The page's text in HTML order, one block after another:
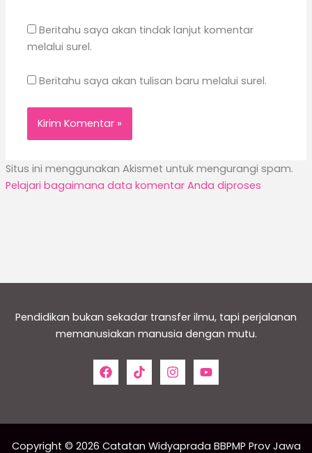
Beritahu saya akan tindak lanjut komentar
melalui surel.
Beritahu saya akan tulisan baru melalui surel.
Situs ini menggunakan Akismet untuk mengurangi spam.
Pelajari bagaimana data komentar Anda diproses
Pendidikan bukan sekadar transfer ilmu, tapi perjalanan
memanusiakan manusia dengan mutu.
Copyright © 2026 Catatan Widyaprada BBPMP Prov Jawa